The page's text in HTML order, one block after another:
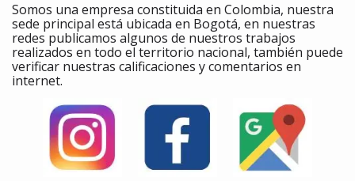
Somos una empresa constituida en Colombia, nuestra
sede principal está ubicada en Bogotá, en nuestras
redes publicamos algunos de nuestros trabajos
realizados en todo el territorio nacional, también puede
verificar nuestras calificaciones y comentarios en
internet.